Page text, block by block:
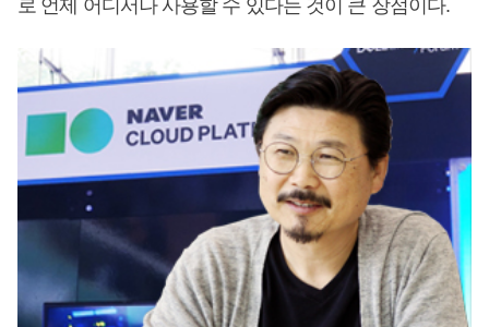
로 언제 어디서나 사용할 수 있다는 것이 큰 장점이다.